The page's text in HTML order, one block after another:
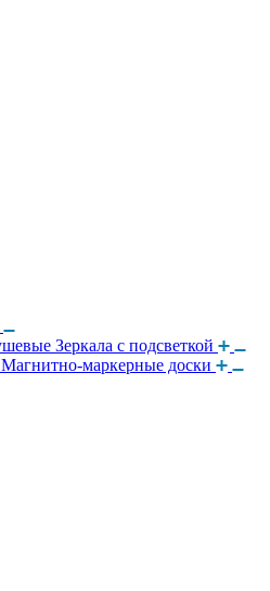
Зеркала с подсветкой
Магнитно-маркерные доски